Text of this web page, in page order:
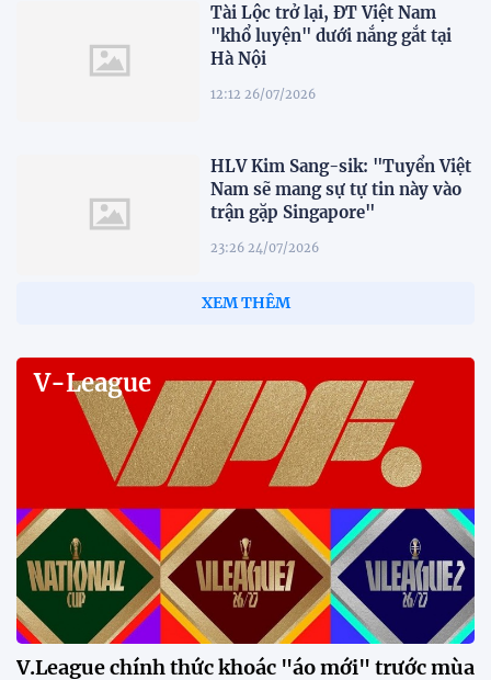
Tài Lộc trở lại, ĐT Việt Nam
"khổ luyện" dưới nắng gắt tại
Hà Nội
12:12 26/07/2026
HLV Kim Sang-sik: "Tuyển Việt
Nam sẽ mang sự tự tin này vào
trận gặp Singapore"
23:26 24/07/2026
XEM THÊM
V-League
V.League chính thức khoác "áo mới" trước mùa